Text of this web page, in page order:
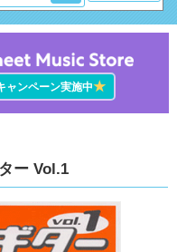
ャンペーン実施中★
ー Vol.1